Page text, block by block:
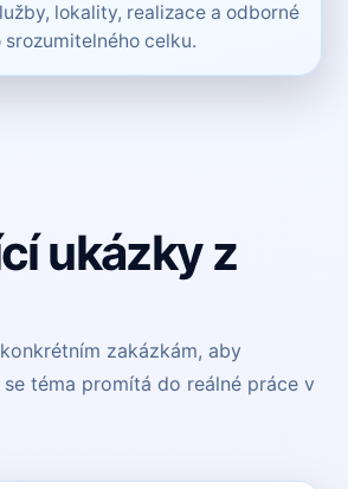
lokality, realizace a odborné
celku.
ukázky z
zakázkám, aby
téma promítá do reálné práce v